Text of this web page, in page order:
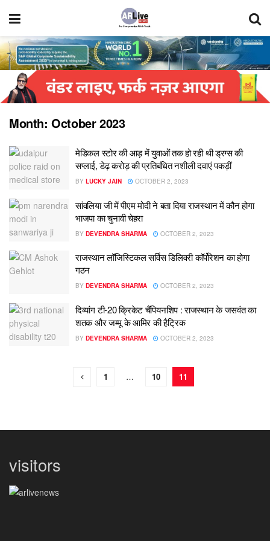
Month:October 2023
मेडिकल स्टोर की आड़ में युवाओं तक हो रही थी ड्रग्स की
सप्लाई, डेढ़ करोड़ की प्रतिबंधित नशीली दवाएं पकड़ीं
BY LUCKY JAIN OCTOBER 2, 2023
सांवलिया जी में पीएम मोदी ने बता दिया राजस्थान में कौन होगा
भाजपा का चुनावी चेहरा
BY DEVENDRA SHARMA OCTOBER 2, 2023
राजस्थान लॉजिस्टिकल सर्विस डिलिवरी कॉर्पोरेशन का होगा
गठन
BY DEVENDRA SHARMA OCTOBER 2, 2023
दिव्यांग टी-20 क्रिकेट चैंपियनशिप : राजस्थान के जसवंत का
शतक और जम्मू के आमिर की हैट्रिक
BY DEVENDRA SHARMA OCTOBER 2, 2023
1 … 10 11
visitors